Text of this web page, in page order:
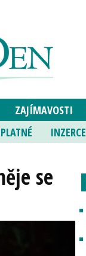
ZAJÍMAVOSTI
INZERCE
se